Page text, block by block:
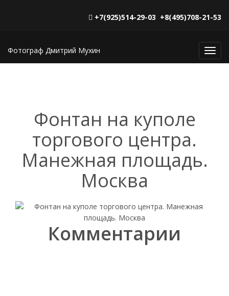
+7(925)514-29-03 +8(495)708-21-53
Фотограф Дмитрий Мухин
Фонтан на куполе
торгового центра.
Манежная площадь.
Москва
Комментарии